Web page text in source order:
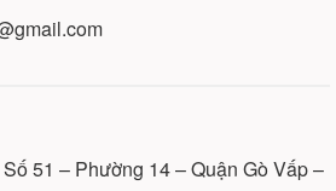
51 – Phường 14 – Quận Gò Vấp –